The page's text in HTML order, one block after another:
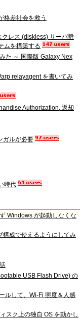
格差社会を救う
レス (diskless) サーバ群
ムを構築する
た ～ 国際版 Galaxy Nex
relayagent を書いてみ
Authorization, 返却
ガルが必要
時代
Windows が起動しなくな
構成で使えるようにしてみ
USB Flash Drive) の
ルして、Wi-Fi 照度＆人感
スク上の独自 OS を動かし